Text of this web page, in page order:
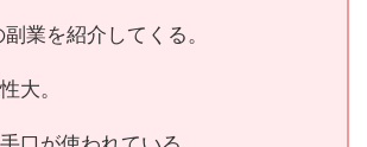
業を紹介してくる。
大。